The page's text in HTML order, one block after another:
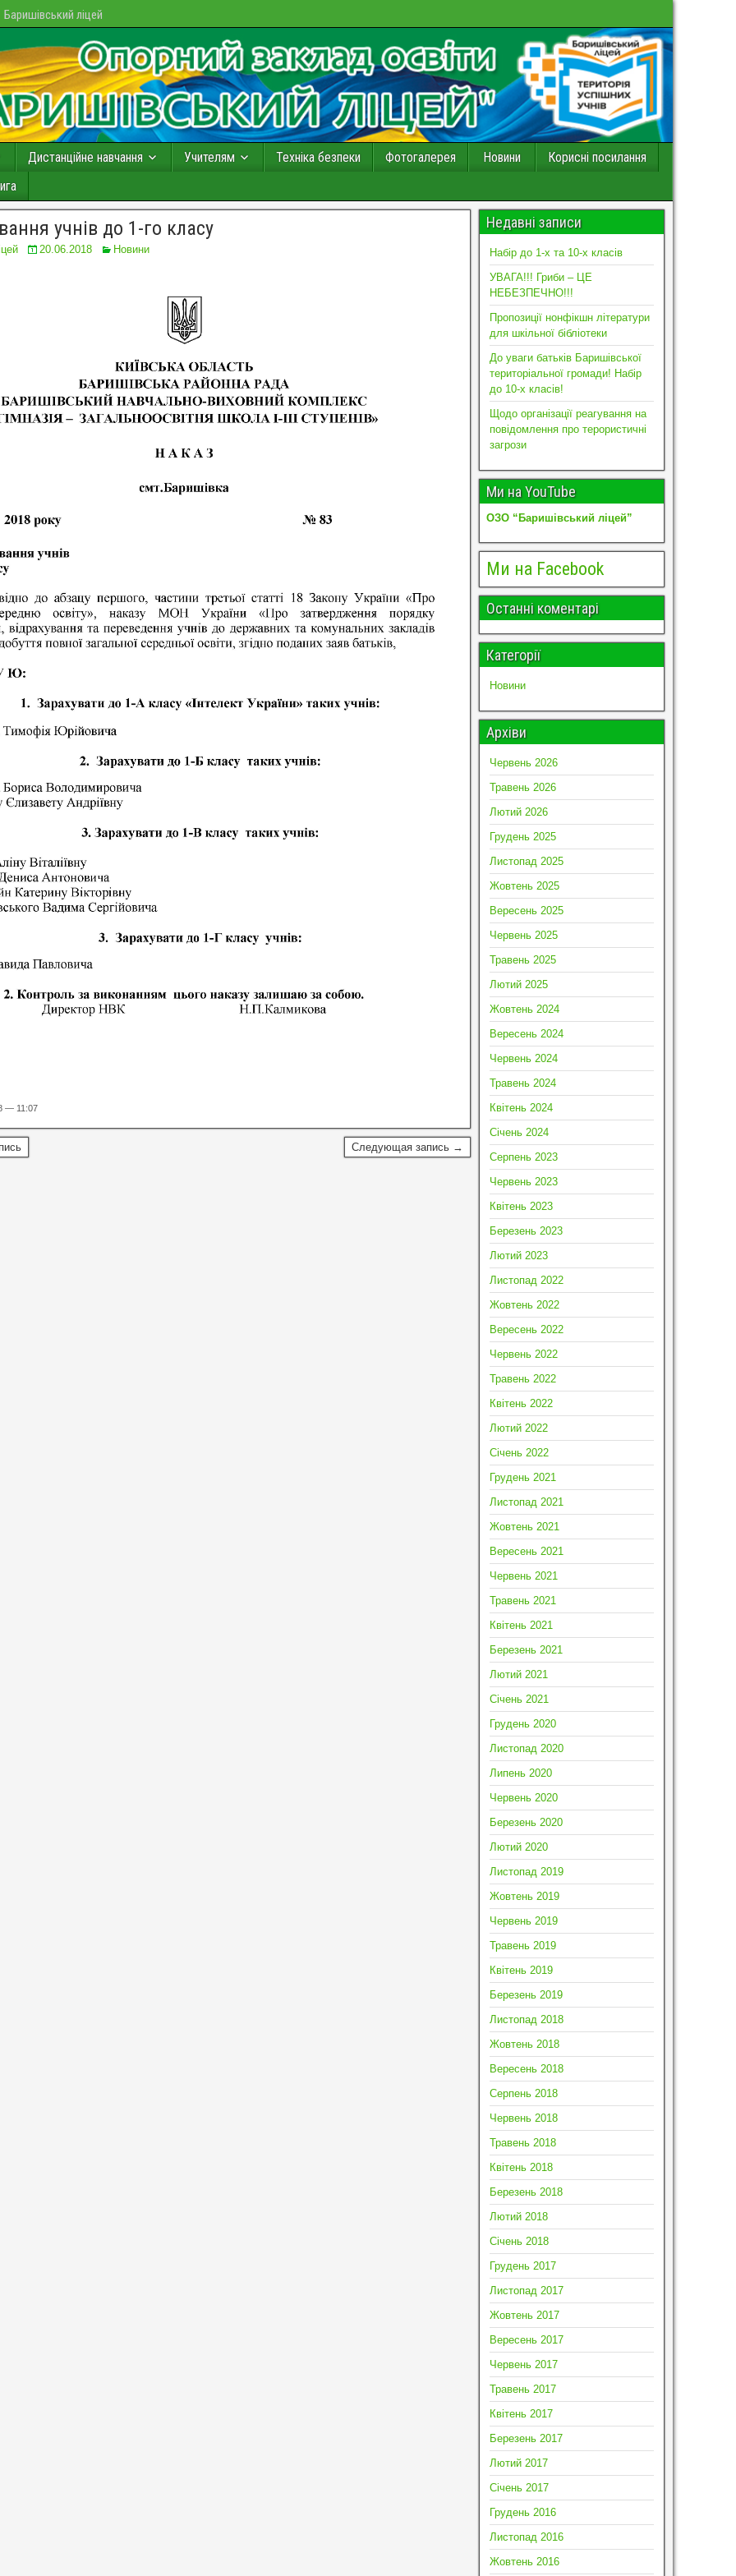
Баришівський ліцей
Дистанційне навчання Учителям Техніка безпеки Фотогалерея Новини
Корисні посилання
учнів до 1-го класу
20.06.2018 Новини
— 11:07
Следующая запись →
Недавні записи
Набір до 1-х та 10-х класів
УВАГА!!! Гриби – ЦЕ
НЕБЕЗПЕЧНО!!!
Пропозиції нонфікшн літератури
для шкільної бібліотеки
До уваги батьків Баришівської
територіальної громади! Набір
до 10-х класів!
Щодо організації реагування на
повідомлення про терористичні
загрози
Ми на YouTube
ОЗО “Баришівський ліцей”
Ми на Facebook
Останні коментарі
Категорії
Новини
Архіви
Червень 2026
Травень 2026
Лютий 2026
Грудень 2025
Листопад 2025
Жовтень 2025
Вересень 2025
Червень 2025
Травень 2025
Лютий 2025
Жовтень 2024
Вересень 2024
Червень 2024
Травень 2024
Квітень 2024
Січень 2024
Серпень 2023
Червень 2023
Квітень 2023
Березень 2023
Лютий 2023
Листопад 2022
Жовтень 2022
Вересень 2022
Червень 2022
Травень 2022
Квітень 2022
Лютий 2022
Січень 2022
Грудень 2021
Листопад 2021
Жовтень 2021
Вересень 2021
Червень 2021
Травень 2021
Квітень 2021
Березень 2021
Лютий 2021
Січень 2021
Грудень 2020
Листопад 2020
Липень 2020
Червень 2020
Березень 2020
Лютий 2020
Листопад 2019
Жовтень 2019
Червень 2019
Травень 2019
Квітень 2019
Березень 2019
Листопад 2018
Жовтень 2018
Вересень 2018
Серпень 2018
Червень 2018
Травень 2018
Квітень 2018
Березень 2018
Лютий 2018
Січень 2018
Грудень 2017
Листопад 2017
Жовтень 2017
Вересень 2017
Червень 2017
Травень 2017
Квітень 2017
Березень 2017
Лютий 2017
Січень 2017
Грудень 2016
Листопад 2016
Жовтень 2016